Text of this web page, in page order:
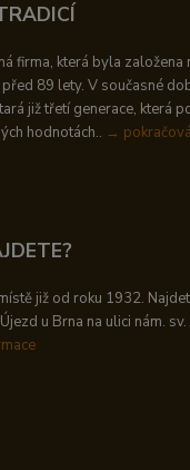
firma, která byla založena
89 lety. V současné
již třetí generace, která
hodnotách.. →
již od roku 1932.
u Brna na ulici nám. sv.